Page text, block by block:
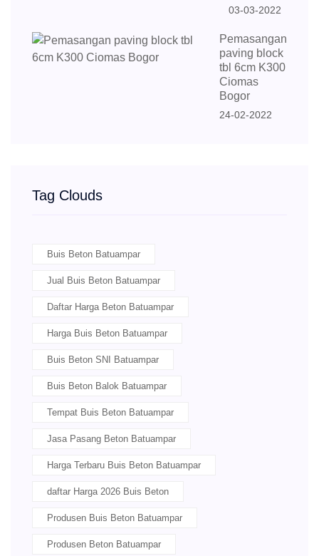
03-03-2022
Pemasangan
paving block
tbl 6cm K300
Ciomas
Bogor
24-02-2022
Tag Clouds
Buis Beton Batuampar
Jual Buis Beton Batuampar
Daftar Harga Beton Batuampar
Harga Buis Beton Batuampar
Buis Beton SNI Batuampar
Buis Beton Balok Batuampar
Tempat Buis Beton Batuampar
Jasa Pasang Beton Batuampar
Harga Terbaru Buis Beton Batuampar
daftar Harga 2026 Buis Beton
Produsen Buis Beton Batuampar
Produsen Beton Batuampar